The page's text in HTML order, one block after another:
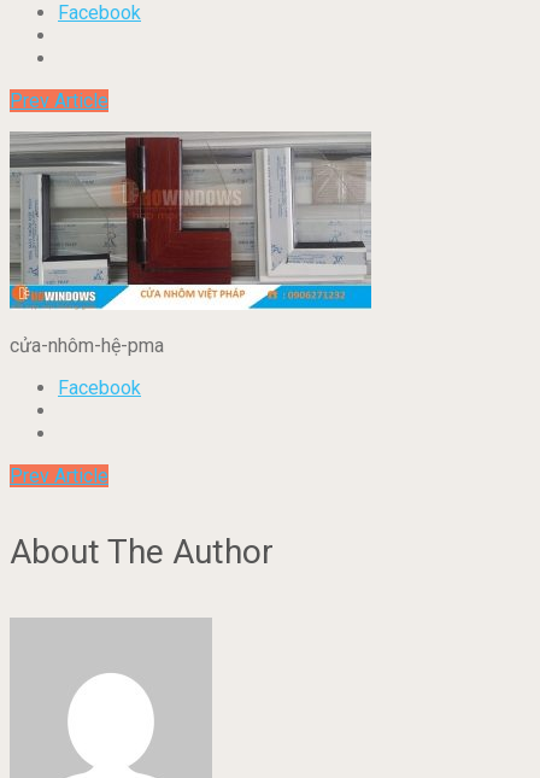
Facebook
Prev Article
cửa-nhôm-hệ-pma
Facebook
Prev Article
About The Author